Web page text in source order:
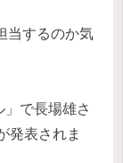
当するのか気
で長場雄さ
発表されま